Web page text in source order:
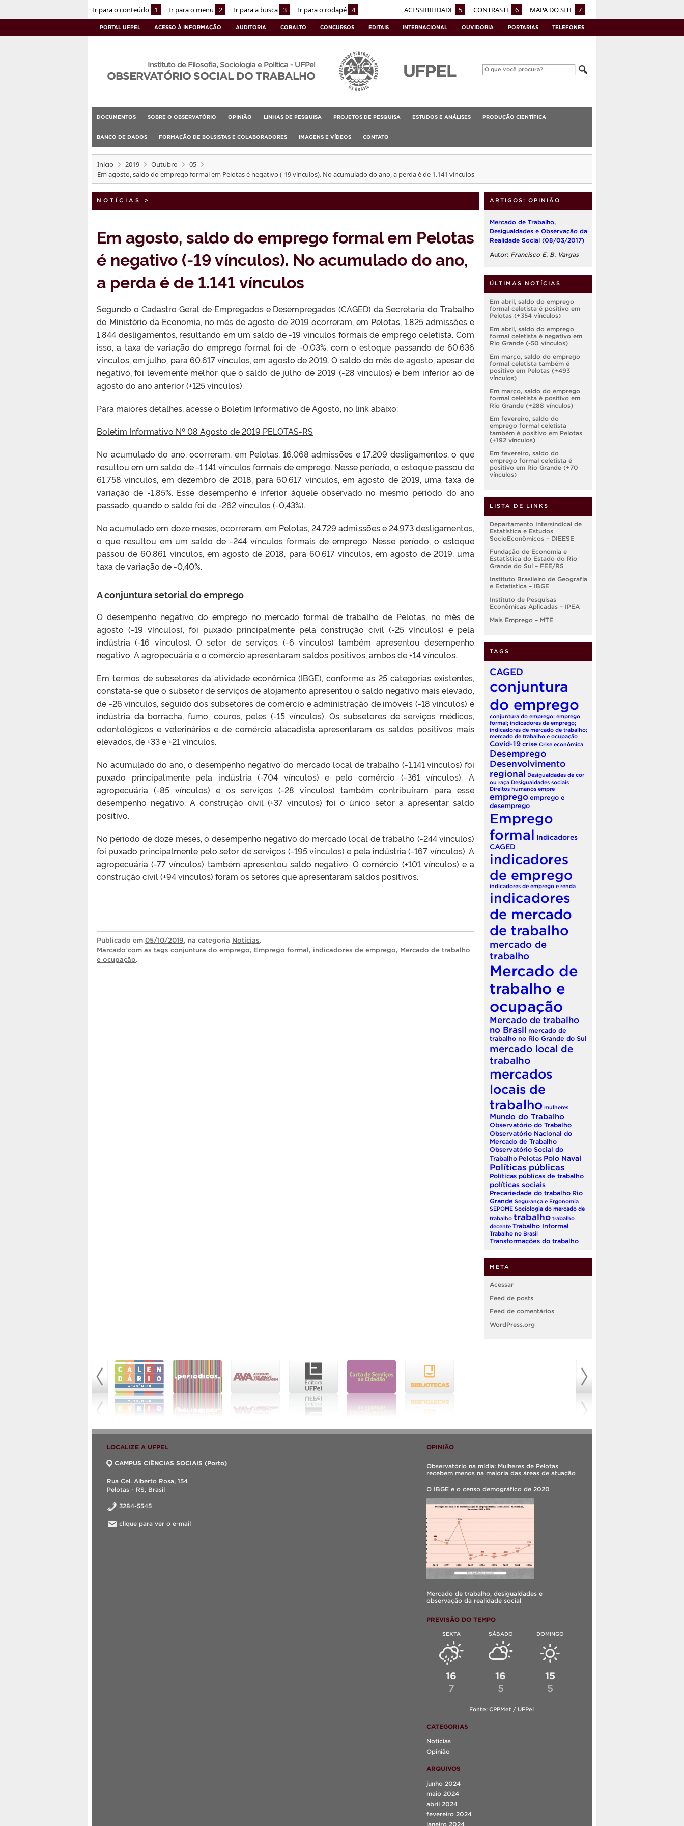
Ir para o conteúdo 1 Ir para o menu 2 Ir para a busca 3 Ir para o rodapé 4 ACESSIBILIDADE 5 CONTRASTE 6 MAPA DO SITE 7
PORTAL UFPEL ACESSO À INFORMAÇÃO AUDITORIA COBALTO CONCURSOS EDITAIS INTERNACIONAL OUVIDORIA PORTARIAS TELEFONES
Instituto de Filosofia, Sociologia e Política - UFPel
OBSERVATÓRIO SOCIAL DO TRABALHO
DOCUMENTOS SOBRE O OBSERVATÓRIO OPINIÃO LINHAS DE PESQUISA PROJETOS DE PESQUISA ESTUDOS E ANÁLISES PRODUÇÃO CIENTÍFICA
BANCO DE DADOS FORMAÇÃO DE BOLSISTAS E COLABORADORES IMAGENS E VÍDEOS CONTATO
Início 2019 Outubro
05
Em agosto, saldo do emprego formal em Pelotas é negativo (-19 vínculos). No acumulado do ano, a perda é de 1.141 vínculos
NOTÍCIAS >
Em agosto, saldo do emprego formal em Pelotas
é negativo (-19 vínculos). No acumulado do ano,
a perda é de 1.141 vínculos
Segundo o Cadastro Geral de Empregados e Desempregados (CAGED) da Secretaria do Trabalho
do Ministério da Economia, no mês de agosto de 2019 ocorreram, em Pelotas, 1.825 admissões e
1.844 desligamentos, resultando em um saldo de -19 vínculos formais de emprego celetista. Com
isso, a taxa de variação do emprego formal foi de -0,03%, com o estoque passando de 60.636
vínculos, em julho, para 60.617 vínculos, em agosto de 2019. O saldo do mês de agosto, apesar de
negativo, foi levemente melhor que o saldo de julho de 2019 (-28 vínculos) e bem inferior ao de
agosto do ano anterior (+125 vínculos).
Para maiores detalhes, acesse o Boletim Informativo de Agosto, no link abaixo:
Boletim Informativo Nº 08 Agosto de 2019 PELOTAS-RS
No acumulado do ano, ocorreram, em Pelotas, 16.068 admissões e 17.209 desligamentos, o que
resultou em um saldo de -1.141 vínculos formais de emprego. Nesse período, o estoque passou de
61.758 vínculos, em dezembro de 2018, para 60.617 vínculos, em agosto de 2019, uma taxa de
variação de -1,85%. Esse desempenho é inferior àquele observado no mesmo período do ano
passado, quando o saldo foi de -262 vínculos (-0,43%).
No acumulado em doze meses, ocorreram, em Pelotas, 24.729 admissões e 24.973 desligamentos,
o que resultou em um saldo de -244 vínculos formais de emprego. Nesse período, o estoque
passou de 60.861 vínculos, em agosto de 2018, para 60.617 vínculos, em agosto de 2019, uma
taxa de variação de -0,40%.
A conjuntura setorial do emprego
O desempenho negativo do emprego no mercado formal de trabalho de Pelotas, no mês de
agosto (-19 vínculos), foi puxado principalmente pela construção civil (-25 vínculos) e pela
indústria (-16 vínculos). O setor de serviços (-6 vínculos) também apresentou desempenho
negativo. A agropecuária e o comércio apresentaram saldos positivos, ambos de +14 vínculos.
Em termos de subsetores da atividade econômica (IBGE), conforme as 25 categorias existentes,
constata-se que o subsetor de serviços de alojamento apresentou o saldo negativo mais elevado,
de -26 vínculos, seguido dos subsetores de comércio e administração de imóveis (-18 vínculos) e
indústria da borracha, fumo, couros, peles (-15 vínculos). Os subsetores de serviços médicos,
odontológicos e veterinários e de comércio atacadista apresentaram os saldos positivos mais
elevados, de +33 e +21 vínculos.
No acumulado do ano, o desempenho negativo do mercado local de trabalho (-1.141 vínculos) foi
puxado principalmente pela indústria (-704 vínculos) e pelo comércio (-361 vínculos). A
agropecuária (-85 vínculos) e os serviços (-28 vínculos) também contribuíram para esse
desempenho negativo. A construção civil (+37 vínculos) foi o único setor a apresentar saldo
positivo.
No período de doze meses, o desempenho negativo do mercado local de trabalho (-244 vínculos)
foi puxado principalmente pelo setor de serviços (-195 vínculos) e pela indústria (-167 vínculos). A
agropecuária (-77 vínculos) também apresentou saldo negativo. O comércio (+101 vínculos) e a
construção civil (+94 vínculos) foram os setores que apresentaram saldos positivos.
Publicado em 05/10/2019, na categoria Notícias.
Marcado com as tags conjuntura do emprego, Emprego formal, indicadores de emprego, Mercado de trabalho
e ocupação.
ARTIGOS: OPINIÃO
Mercado de Trabalho,
Desigualdades e Observação da
Realidade Social (08/03/2017)
Autor: Francisco E. B. Vargas
ÚLTIMAS NOTÍCIAS
Em abril, saldo do emprego
formal celetista é positivo em
Pelotas (+354 vínculos)
Em abril, saldo do emprego
formal celetista é negativo em
Rio Grande (-50 vínculos)
Em março, saldo do emprego
formal celetista também é
positivo em Pelotas (+493
vínculos)
Em março, saldo do emprego
formal celetista é positivo em
Rio Grande (+288 vínculos)
Em fevereiro, saldo do
emprego formal celetista
também é positivo em Pelotas
(+192 vínculos)
Em fevereiro, saldo do
emprego formal celetista é
positivo em Rio Grande (+70
vínculos)
LISTA DE LINKS
Departamento Intersindical de
Estatística e Estudos
SocioEconômicos – DIEESE
Fundação de Economia e
Estatística do Estado do Rio
Grande do Sul – FEE/RS
Instituto Brasileiro de Geografia
e Estatística – IBGE
Instituto de Pesquisas
Econômicas Aplicadas – IPEA
Mais Emprego – MTE
TAGS
CAGED
conjuntura
do emprego
conjuntura do emprego; emprego
formal; indicadores de emprego;
indicadores de mercado de trabalho;
mercado de trabalho e ocupação
Covid-19 crise Crise econômica
Desemprego
Desenvolvimento
regional Desigualdades de cor
ou raça Desigualdades sociais
Direitos humanos empre
emprego emprego e
desemprego
Emprego
formal Indicadores
CAGED
indicadores
de emprego
indicadores de emprego e renda
indicadores
de mercado
de trabalho
mercado de
trabalho
Mercado de
trabalho e
ocupação
Mercado de trabalho
no Brasil mercado de
trabalho no Rio Grande do Sul
mercado local de
trabalho
mercados
locais de
trabalho mulheres
Mundo do Trabalho
Observatório do Trabalho
Observatório Nacional do
Mercado de Trabalho
Observatório Social do
Trabalho Pelotas Polo Naval
Políticas públicas
Políticas públicas de trabalho
políticas sociais
Precariedade do trabalho Rio
Grande Segurança e Ergonomia
SEPOME Sociologia do mercado de
trabalho trabalho trabalho
decente Trabalho Informal
Trabalho no Brasil
Transformações do trabalho
META
Acessar
Feed de posts
Feed de comentários
WordPress.org
LOCALIZE A UFPEL
CAMPUS CIÊNCIAS SOCIAIS (Porto)
Rua Cel. Alberto Rosa, 154
Pelotas - RS, Brasil
3284-5545
clique para ver o e-mail
OPINIÃO
Observatório na mídia: Mulheres de Pelotas
recebem menos na maioria das áreas de atuação
O IBGE e o censo demográfico de 2020
Mercado de trabalho, desigualdades e
observação da realidade social
PREVISÃO DO TEMPO
SEXTA
16
7
SÁBADO
16
5
DOMINGO
15
5
Fonte: CPPMet / UFPel
CATEGORIAS
Notícias
Opinião
ARQUIVOS
junho 2024
maio 2024
abril 2024
fevereiro 2024
janeiro 2024